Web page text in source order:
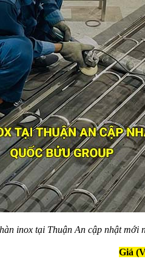
inox tại Thuận An cập nhật mới
Giá